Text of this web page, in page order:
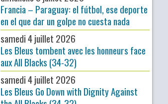
Francia – Paraguay: el fútbol, ese deporte
en el que dar un golpe no cuesta nada
samedi 4 juillet 2026
Les Bleus tombent avec les honneurs face
aux All Blacks (34-32)
samedi 4 juillet 2026
Les Bleus Go Down with Dignity Against